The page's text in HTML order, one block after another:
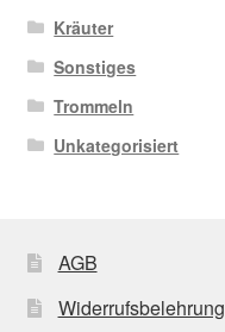
Kräuter
Sonstiges
Trommeln
Unkategorisiert
AGB
Widerrufsbelehrung